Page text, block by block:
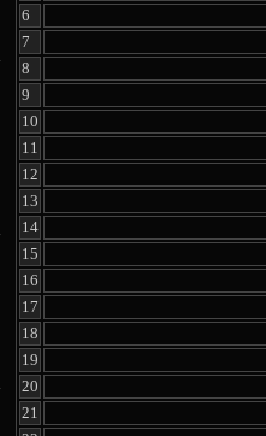
6
7
8
9
10
11
12
13
14
15
16
17
18
19
20
21